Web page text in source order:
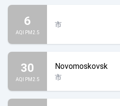
6
AQI PM2.5
市
30
AQI PM2.5
Novomoskovsk
市